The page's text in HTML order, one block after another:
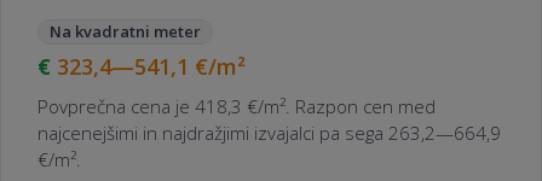
Na kvadratni meter
323,4—541,1 €/m²
Povprečna cena je 418,3 €/m². Razpon cen med
najcenejšimi in najdražjimi izvajalci pa sega 263,2—664,9
€/m².